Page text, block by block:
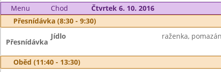
Menu Chod
Čtvrtek 6. 10. 2016
Přesnídávka (8:30 - 9:30)
Přesnídávka
Jídlo raženka,
Oběd (11:40 - 13:30)